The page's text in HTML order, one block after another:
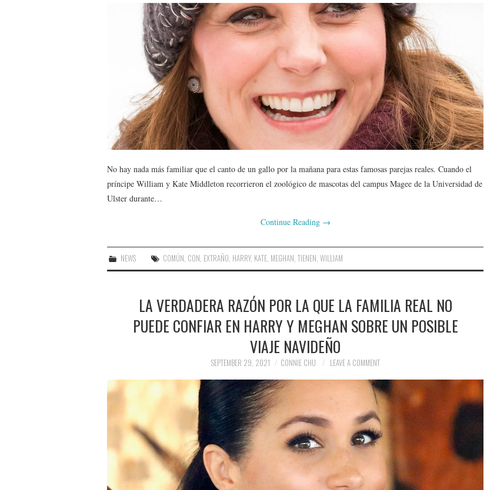
No hay nada más familiar que el canto de un gallo por la mañana para estas famosas parejas reales. Cuando el
príncipe William y Kate Middleton recorrieron el zoológico de mascotas del campus Magee de la Universidad de
Ulster durante…
Continue Reading →
NEWS COMÚN CON EXTRAÑO HARRY, KATE MEGHAN ,TIENEN ,WILLIAM
LA VERDADERA RAZÓN POR LA QUE LA FAMILIA REAL NO
PUEDE CONFIAR EN HARRY Y MEGHAN SOBRE UN POSIBLE
VIAJE NAVIDEÑO
SEPTEMBER 29, 2021 CONNIE CHU LEAVE A COMMENT